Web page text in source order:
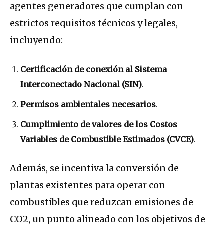
agentes generadores que cumplan con
estrictos requisitos técnicos y legales,
incluyendo:
Certificación de conexión al Sistema
Interconectado Nacional (SIN).
Permisos ambientales necesarios.
Cumplimiento de valores de los Costos
Variables de Combustible Estimados (CVCE).
Además, se incentiva la conversión de
plantas existentes para operar con
combustibles que reduzcan emisiones de
CO2, un punto alineado con los objetivos de